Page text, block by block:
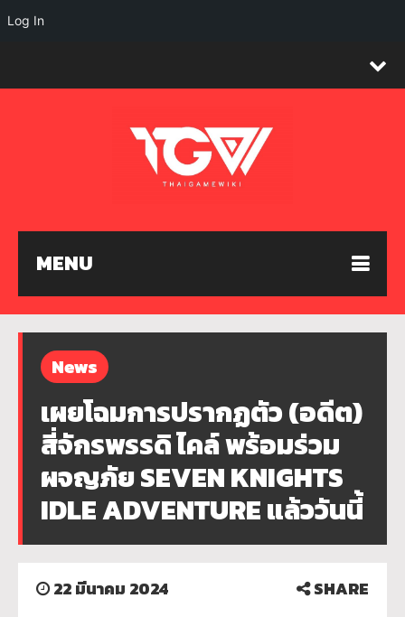
MENU
News
เผยโฉมการปรากฏตัว (อดีต)
สี่จักรพรรดิ ไคล์ พร้อมร่วม
ผจญภัย SEVEN KNIGHTS
IDLE ADVENTURE แล้ววันนี้
22 มีนาคม 2024 SHARE
Log In